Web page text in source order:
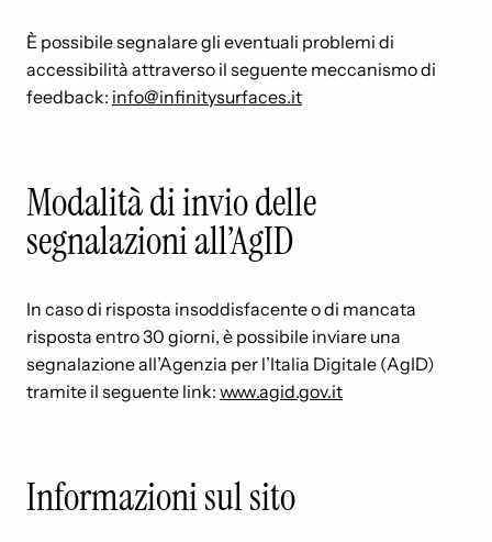
È possibile segnalare gli eventuali problemi di
accessibilità attraverso il seguente meccanismo di
feedback: info@infinitysurfaces.it
Modalità di invio delle
segnalazioni all’AgID
In caso di risposta insoddisfacente o di mancata
risposta entro 30 giorni, è possibile inviare una
segnalazione all’Agenzia per l’Italia Digitale (AgID)
tramite il seguente link: www.agid.gov.it
Informazioni sul sito